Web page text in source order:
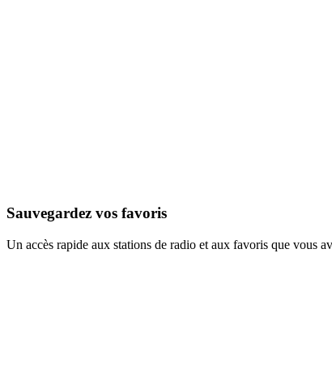
Sauvegardez vos favoris
Un accès rapide aux stations de radio et aux favoris que vous